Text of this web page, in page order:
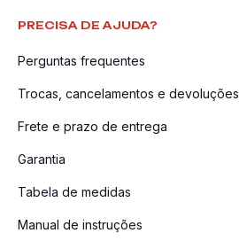
PRECISA DE AJUDA?
Perguntas frequentes
Trocas, cancelamentos e devoluções
Frete e prazo de entrega
Garantia
Tabela de medidas
Manual de instruções